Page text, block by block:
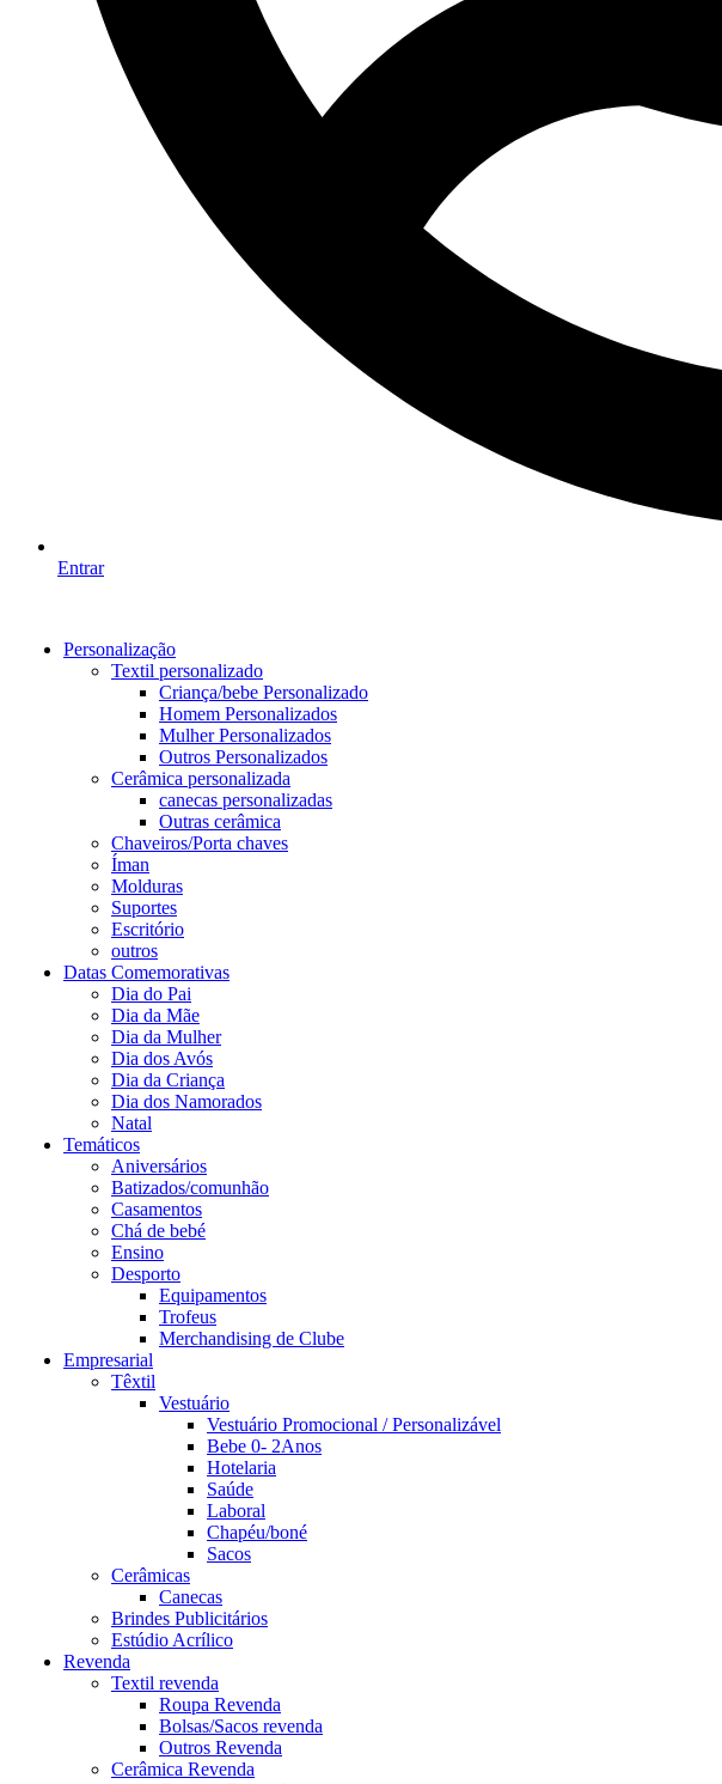
Entrar
Personalização
Textil personalizado
Criança/bebe Personalizado
Homem Personalizados
Mulher Personalizados
Outros Personalizados
Cerâmica personalizada
canecas personalizadas
Outras cerâmica
Chaveiros/Porta chaves
Íman
Molduras
Suportes
Escritório
outros
Datas Comemorativas
Dia do Pai
Dia da Mãe
Dia da Mulher
Dia dos Avós
Dia da Criança
Dia dos Namorados
Natal
Temáticos
Aniversários
Batizados/comunhão
Casamentos
Chá de bebé
Ensino
Desporto
Equipamentos
Trofeus
Merchandising de Clube
Empresarial
Têxtil
Vestuário
Vestuário Promocional / Personalizável
Bebe 0- 2Anos
Hotelaria
Saúde
Laboral
Chapéu/boné
Sacos
Cerâmicas
Canecas
Brindes Publicitários
Estúdio Acrílico
Revenda
Textil revenda
Roupa Revenda
Bolsas/Sacos revenda
Outros Revenda
Cerâmica Revenda